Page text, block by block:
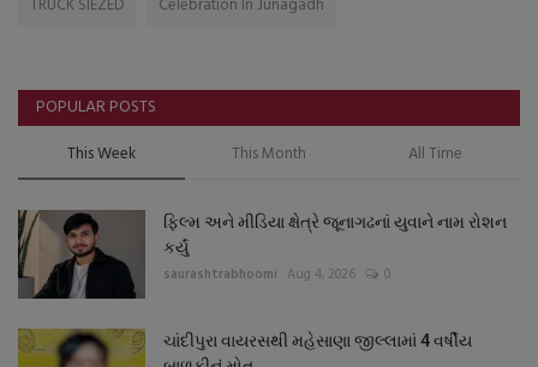
TRUCK SIEZED
Celebration In Junagadh
POPULAR POSTS
This Week This Month All Time
ફિલ્મ અને મીડિયા ક્ષેત્રે જૂનાગઢનાં યુવાને નામ રોશન
કર્યું
saurashtrabhoomi Aug 4, 2026 0
ચાંદીપુરા વાયરસથી મહેસાણા જીલ્લામાં 4 વર્ષીય